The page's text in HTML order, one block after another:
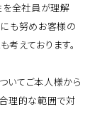
を全社員が理解
も努めお客様の
えております。
いてご本人様から
理的な範囲で対